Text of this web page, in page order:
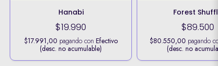
Hanabi
$19.990
$17.991,00 pagando con Efectivo
(desc. no acumulable)
Forest
$89.500
$80.550,00 pagando
(desc. no